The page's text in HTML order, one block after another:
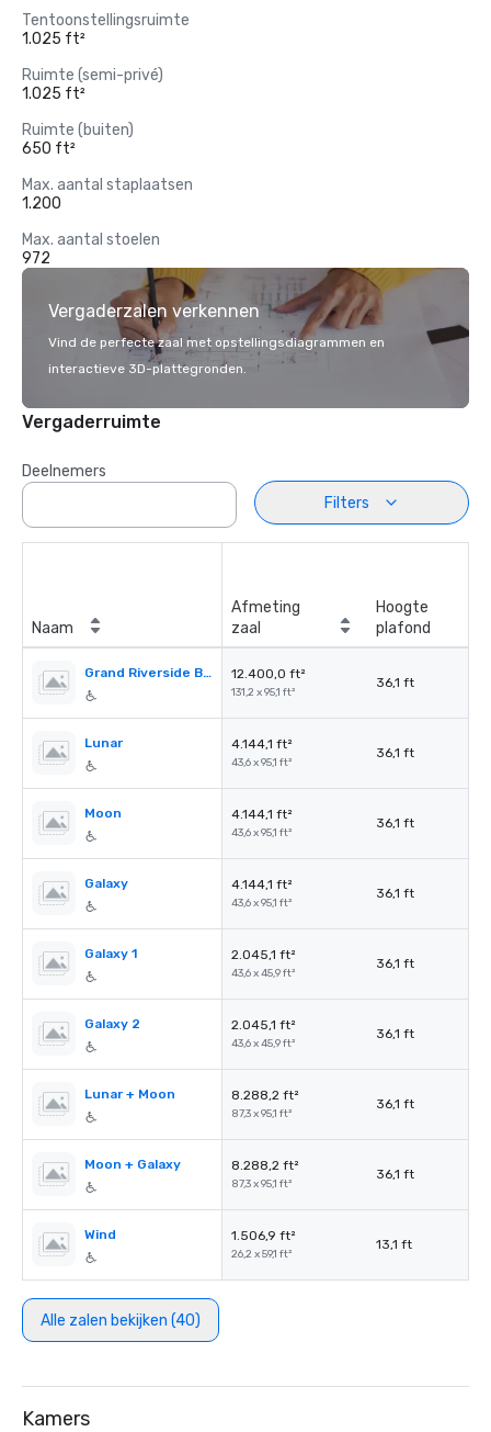
Tentoonstellingsruimte
1.025 ft²
Ruimte (semi-privé)
1.025 ft²
Ruimte (buiten)
650 ft²
Max. aantal staplaatsen
1.200
Max. aantal stoelen
972
Vergaderzalen verkennen
Vind de perfecte zaal met opstellingsdiagrammen en
interactieve 3D-plattegronden.
Vergaderruimte
Deelnemers
Filters
Naam
Afmeting
zaal
Hoogte
plafond
Grand Riverside Ballroom 12.400,0 ft²
131,2 x 95,1 ft²
36,1 ft
Lunar 4.144,1 ft²
43,6 x 95,1 ft²
36,1 ft
Moon 4.144,1 ft²
43,6 x 95,1 ft²
36,1 ft
Galaxy 4.144,1 ft²
43,6 x 95,1 ft²
36,1 ft
Galaxy 1 2.045,1 ft²
43,6 x 45,9 ft²
36,1 ft
Galaxy 2 2.045,1 ft²
43,6 x 45,9 ft²
36,1 ft
Lunar + Moon 8.288,2 ft²
87,3 x 95,1 ft²
36,1 ft
Moon + Galaxy 8.288,2 ft²
87,3 x 95,1 ft²
36,1 ft
Wind 1.506,9 ft²
26,2 x 59,1 ft²
13,1 ft
Alle zalen bekijken (40)
Kamers